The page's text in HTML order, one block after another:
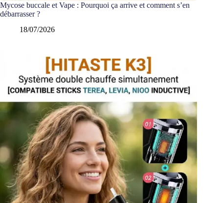
Mycose buccale et Vape : Pourquoi ça arrive et comment s’en
débarrasser ?
18/07/2026